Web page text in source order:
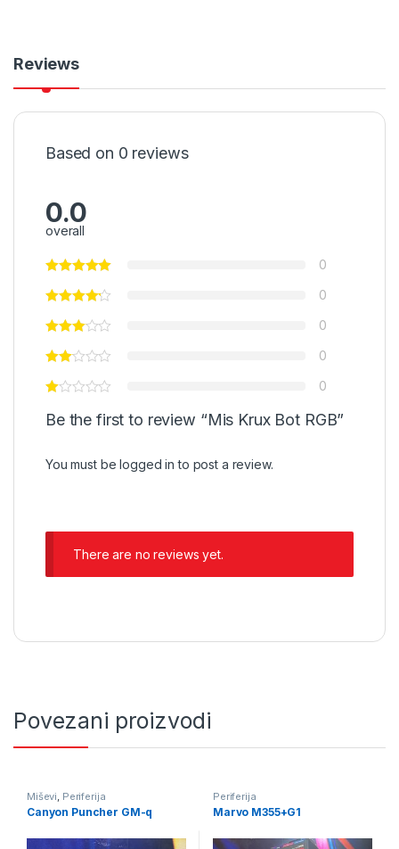
Reviews
Based on 0 reviews
0.0
overall
0
0
0
0
0
Be the first to review “Mis Krux Bot RGB”
You must belogged in to post a review.
There are no reviews yet.
Povezani proizvodi
Miševi Periferija
Canyon Puncher GM-q
Periferija
Marvo M355+G1